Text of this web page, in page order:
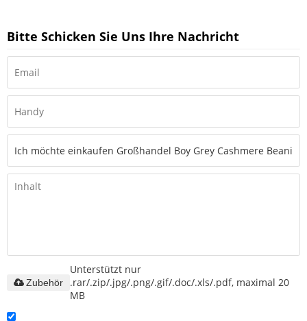
Bitte Schicken Sie Uns Ihre Nachricht
Unterstützt nur
.rar/.zip/.jpg/.png/.gif/.doc/.xls/.pdf, maximal 20
MB
Zubehör